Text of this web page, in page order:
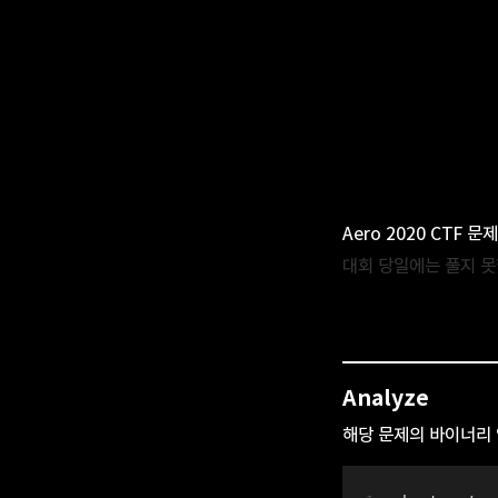
Aero 2020 CTF 문
대회 당일에는 풀지
Analyze
해당 문제의 바이너